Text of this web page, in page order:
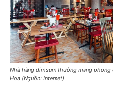
Nhà hàng dimsum thường mang
Hoa (Nguồn: Internet)